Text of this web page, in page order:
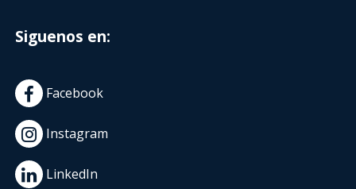
Siguenos en:
Facebook
Instagram
LinkedIn